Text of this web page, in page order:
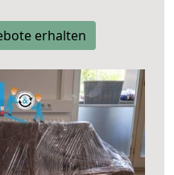
erhalten